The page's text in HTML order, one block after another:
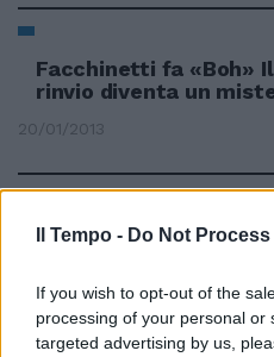
Il Tempo - Do Not
If you wish to opt-out of the
processing of your personal or
targeted advertising by us,
Facchinetti fa «Boh»
rinvio diventa un
20/01/2013
Star Academy
23/10/2011